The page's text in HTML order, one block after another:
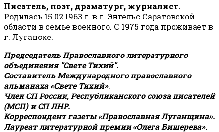
Писатель, поэт, драматург, журналист.
Родилась 15.02.1963 г. в г. Энгельс Саратовской
области в семье военного. С 1975 года проживает в
г. Луганске.
Председатель Православного литературного
объединения "Свете Тихий".
Составитель Международного православного
альманаха «Свете Тихий».
Член СП России, Республиканского союза писателей
(МСП) и СП ЛНР.
Корреспондент газеты «Православная Луганщина».
Лауреат литературной премии «Олега Бишерева».